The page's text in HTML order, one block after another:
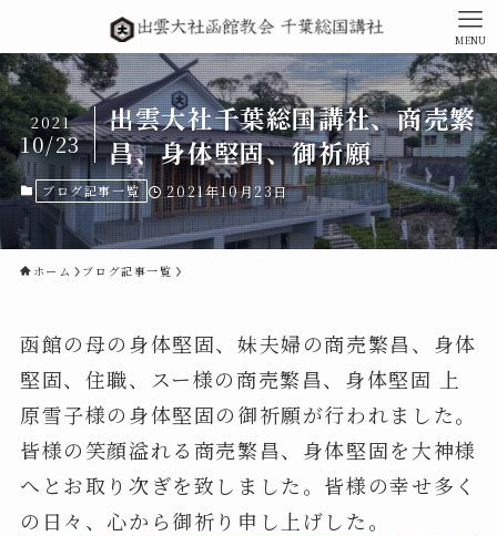
MENU
出雲大社千葉総国講社、商売繁
昌、身体堅固、御祈願
2021
10/23
ブログ記事一覧 2021年10月23日
ホーム ブログ記事一覧
函館の母の身体堅固、妹夫婦の商売繁昌、身体
堅固、住職、スー様の商売繁昌、身体堅固 上
原雪子様の身体堅固の御祈願が行われました。
皆様の笑顔溢れる商売繁昌、身体堅固を大神様
へとお取り次ぎを致しました。皆様の幸せ多く
の日々、心から御祈り申し上げした。